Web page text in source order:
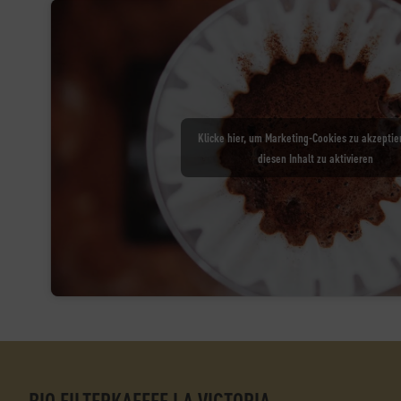
Klicke hier, um Marketing-Cookies zu
diesen Inhalt zu aktivieren